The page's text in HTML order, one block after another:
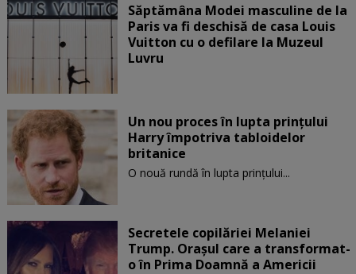
Săptămâna Modei masculine de la
Paris va fi deschisă de casa Louis
Vuitton cu o defilare la Muzeul
Luvru
Un nou proces în lupta prinţului
Harry împotriva tabloidelor
britanice
O nouă rundă în lupta prinţului...
Secretele copilăriei Melaniei
Trump. Orașul care a transformat-
o în Prima Doamnă a Americii